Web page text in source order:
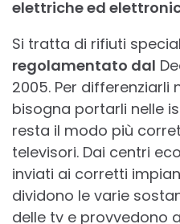
elettriche ed
Si tratta di rifiuti
regolamentato dal
2005. Per differenziarli
bisogna portarli nelle
resta il modo più
televisori. Dai centri
inviati ai corretti
dividono le varie
delle tv e provvedono